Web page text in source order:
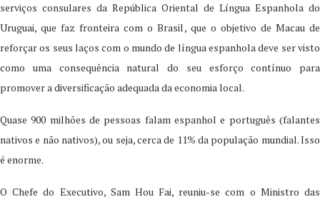
serviços consulares da República Oriental de Língua Espanhola do
Uruguai, que faz fronteira com o Brasil, que o objetivo de Macau de
reforçar os seus laços com o mundo de língua espanhola deve ser visto
como uma consequência natural do seu esforço contínuo para
promover a diversificação adequada da economia local.
Quase 900 milhões de pessoas falam espanhol e português (falantes
nativos e não nativos), ou seja, cerca de 11% da população mundial. Isso
é enorme.
O Chefe do Executivo, Sam Hou Fai, reuniu-se com o Ministro das